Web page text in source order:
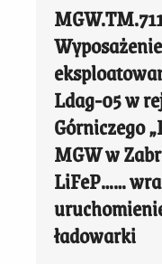
Ldag-05 w
Górniczego
MGW w
LiFeP……
ładowarki